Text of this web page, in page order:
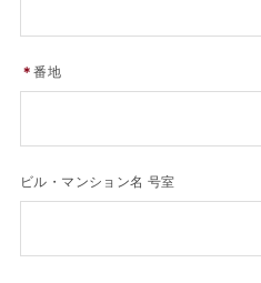
＊番地
ビル・マンション名 号室